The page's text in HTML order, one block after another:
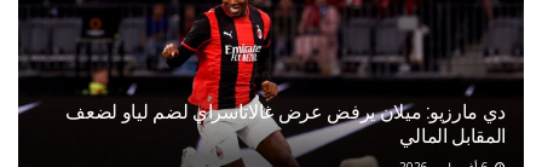
دي مارزيو: ميلان يرفض عرض غالاتاسراي لضم لياو لضعف
المقابل المالي